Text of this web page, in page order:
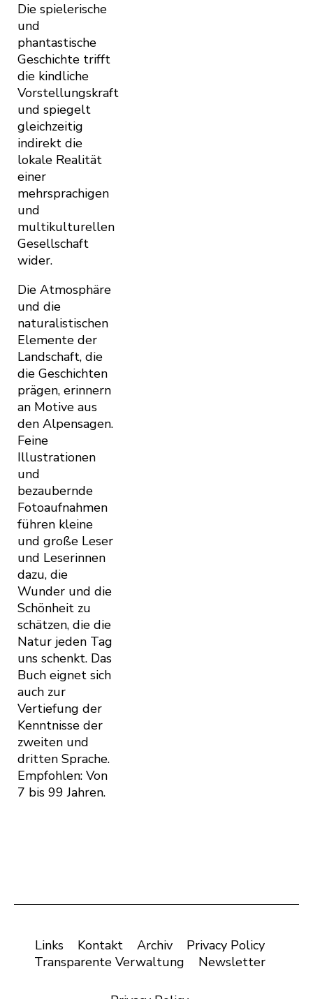
Die spielerische
und
phantastische
Geschichte trifft
die kindliche
Vorstellungskraft
und spiegelt
gleichzeitig
indirekt die
lokale Realität
einer
mehrsprachigen
und
multikulturellen
Gesellschaft
wider.
Die Atmosphäre
und die
naturalistischen
Elemente der
Landschaft, die
die Geschichten
prägen, erinnern
an Motive aus
den Alpensagen.
Feine
Illustrationen
und
bezaubernde
Fotoaufnahmen
führen kleine
und große Leser
und Leserinnen
dazu, die
Wunder und die
Schönheit zu
schätzen, die die
Natur jeden Tag
uns schenkt. Das
Buch eignet sich
auch zur
Vertiefung der
Kenntnisse der
zweiten und
dritten Sprache.
Empfohlen: Von
7 bis 99 Jahren.
Links Kontakt Archiv
Privacy Policy
Transparente Verwaltung
Newsletter